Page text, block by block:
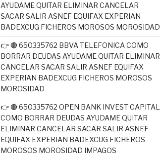
AYUDAME QUITAR ELIMINAR CANCELAR
SACAR SALIR ASNEF EQUIFAX EXPERIAN
BADEXCUG FICHEROS MOROSOS MOROSIDAD
👉 🔴 650335762 BBVA TELEFONICA COMO
BORRAR DEUDAS AYUDAME QUITAR ELIMINAR
CANCELAR SACAR SALIR ASNEF EQUIFAX
EXPERIAN BADEXCUG FICHEROS MOROSOS
MOROSIDAD
👉 🔴 650335762 OPEN BANK INVEST CAPITAL
COMO BORRAR DEUDAS AYUDAME QUITAR
ELIMINAR CANCELAR SACAR SALIR ASNEF
EQUIFAX EXPERIAN BADEXCUG FICHEROS
MOROSOS MOROSIDAD IMPAGOS